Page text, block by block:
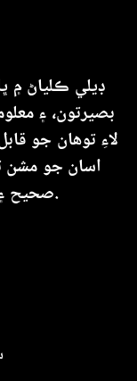
ڊيلي ڪلياڻ ۾
بصيرتون، ۽
لاءِ توهان جو
اسان جو مشن
صحيح ۽ بروقت خبرون پهچائڻ آهي.